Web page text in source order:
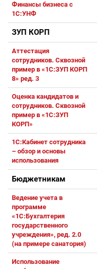
Финансы бизнеса с
1С:УНФ
ЗУП КОРП
Аттестация
сотрудников. Сквозной
пример в «1С:ЗУП КОРП
8» ред. 3
Оценка кандидатов и
сотрудников. Сквозной
пример в «1С:ЗУП
КОРП»
1С:Кабинет сотрудника
– обзор и основы
использования
Бюджетникам
Ведение учета в
программе
«1С:Бухгалтерия
государственного
учреждения», ред. 2.0
(на примере санатория)
Использование